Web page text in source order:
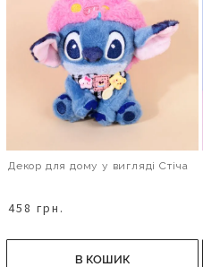
Декор для дому у вигляді Стіча
458 грн.
В КОШИК